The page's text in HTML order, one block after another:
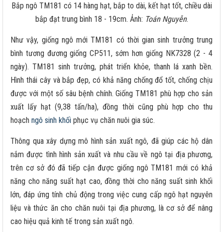
Bắp ngô TM181 có 14 hàng hạt, bắp to dài, kết hạt tốt, chiều dài
bắp đạt trung bình 18 - 19cm. Ảnh: Toán Nguyễn.
Như vậy, giống ngô mới TM181 có thời gian sinh trưởng trung
bình tương đương giống CP511, sớm hơn giống NK7328 (2 - 4
ngày). TM181 sinh trưởng, phát triển khỏe, thanh lá xanh bền.
Hình thái cây và bắp đẹp, có khả năng chống đổ tốt, chống chịu
được với một số sâu bệnh chính. Giống TM181 phù hợp cho sản
xuất lấy hạt (9,38 tấn/ha), đồng thời cũng phù hợp cho thu
hoạch ngô sinh khối phục vụ chăn nuôi gia súc.
Thông qua xây dựng mô hình sản xuất ngô, đã giúp các hộ dân
nắm được tình hình sản xuất và nhu cầu về ngô tại địa phương,
trên cơ sở đó đã tiếp cận được giống ngô TM181 mới có khả
năng cho năng suất hạt cao, đồng thời cho năng suất sinh khối
lớn, đáp ứng tính chủ động trong việc cung cấp ngô hạt nguyên
liệu và thức ăn cho chăn nuôi tại địa phương, là cơ sở để nâng
cao hiệu quả kinh tế trong sản xuất ngô.